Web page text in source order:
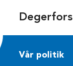
Degerfors
Vår politik